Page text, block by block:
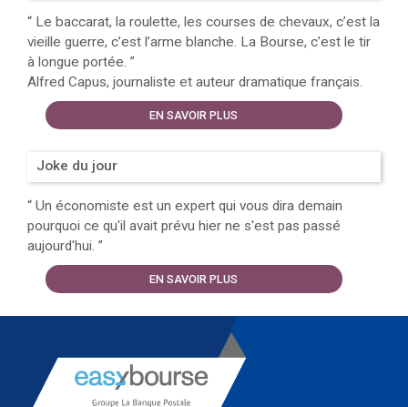
“ Le baccarat, la roulette, les courses de chevaux, c’est la
vieille guerre, c’est l’arme blanche. La Bourse, c’est le tir
à longue portée. ”
Alfred Capus, journaliste et auteur dramatique français.
EN SAVOIR PLUS
Joke du jour
“ Un économiste est un expert qui vous dira demain
pourquoi ce qu'il avait prévu hier ne s'est pas passé
aujourd'hui. ”
EN SAVOIR PLUS